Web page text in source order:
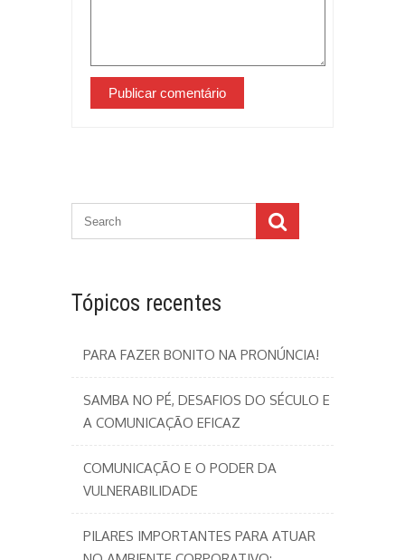
Tópicos recentes
PARA FAZER BONITO NA PRONÚNCIA!
SAMBA NO PÉ, DESAFIOS DO SÉCULO E
A COMUNICAÇÃO EFICAZ
COMUNICAÇÃO E O PODER DA
VULNERABILIDADE
PILARES IMPORTANTES PARA ATUAR